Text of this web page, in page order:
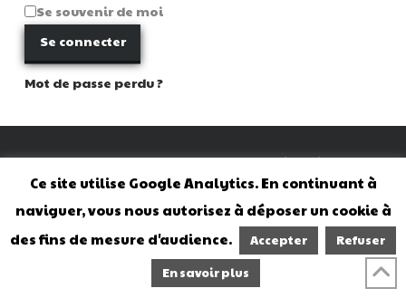
Se souvenir de moi
Se connecter
Mot de passe perdu ?
REPRODUCTION TOTALE OU PARTIELLE SANS PERMISSION EST
INTERDITE
ACCUEIL
NOS JEUX AGENDA ACTUALITÉS
CONTACT
À PROPOS DE NOUS FRANÇAIS
FACEBOOK
TIKTOK
YOUTUBE
INSTAGRAM
Ce site utilise Google Analytics. En continuant à
naviguer, vous nous autorisez à déposer un cookie à
des fins de mesure d'audience.
Accepter
Refuser
En savoir plus